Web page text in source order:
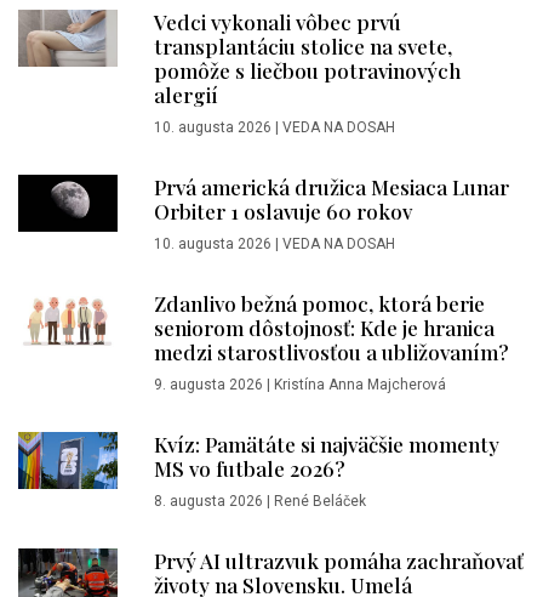
Vedci vykonali vôbec prvú
transplantáciu stolice na svete,
pomôže s liečbou potravinových
alergií
10. augusta 2026 VEDA NA DOSAH
Prvá americká družica Mesiaca Lunar
Orbiter 1 oslavuje 60 rokov
10. augusta 2026 VEDA NA DOSAH
Zdanlivo bežná pomoc, ktorá berie
seniorom dôstojnosť: Kde je hranica
medzi starostlivosťou a ubližovaním?
9. augusta 2026 Kristína Anna Majcherová
Kvíz: Pamätáte si najväčšie momenty
MS vo futbale 2026?
8. augusta 2026 René Beláček
Prvý AI ultrazvuk pomáha zachraňovať
životy na Slovensku. Umelá